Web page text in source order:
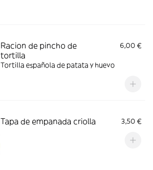
Racion de pincho de
tortilla
6,00 €
Tortilla española de patata y huevo
Tapa de empanada criolla 3,50 €